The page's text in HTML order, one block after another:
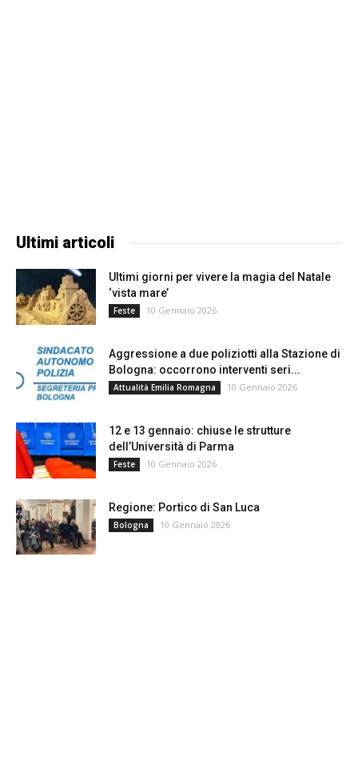
Ultimi articoli
Ultimi giorni per vivere la magia del Natale
‘vista mare’
Feste 10 Gennaio 2026
Aggressione a due poliziotti alla Stazione di
Bologna: occorrono interventi seri...
Attualità Emilia Romagna 10 Gennaio 2026
12 e 13 gennaio: chiuse le strutture
dell’Università di Parma
Feste 10 Gennaio 2026
Regione: Portico di San Luca
Bologna 10 Gennaio 2026